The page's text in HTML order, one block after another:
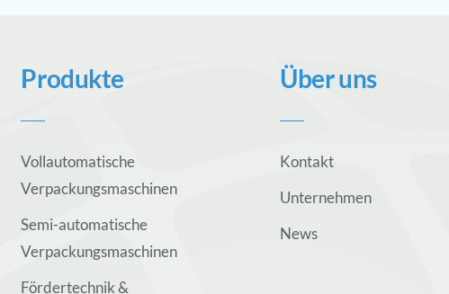
Produkte
Vollautomatische
Verpackungsmaschinen
Semi-automatische
Verpackungsmaschinen
Fördertechnik &
Über uns
Kontakt
Unternehmen
News